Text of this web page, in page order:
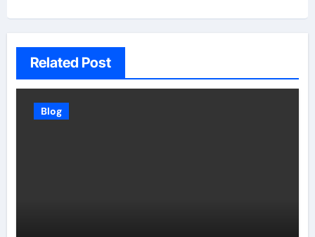
Related Post
Blog